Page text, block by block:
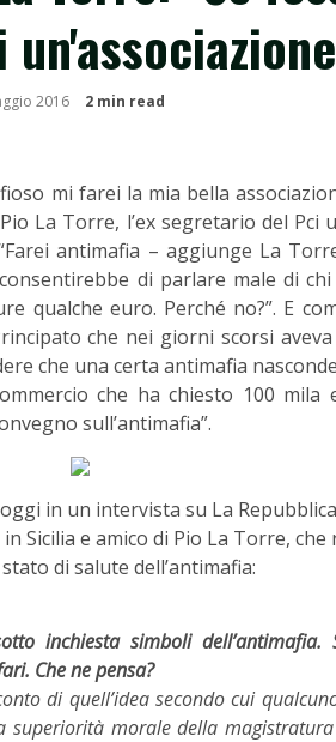
2016 2 min read
mi farei la mia bella
La Torre, l’ex segretario del
antimafia – aggiunge La
di parlare male di
qualche euro. Perché no?”. E
che nei giorni scorsi
che una certa antimafia
che ha chiesto 100
sull’antimafia”.
in un intervista su La
Sicilia e amico di Pio La Torre,
di salute dell’antimafia:
inchiesta simboli
Che ne pensa?
di quell’idea secondo cui
superiorità morale della